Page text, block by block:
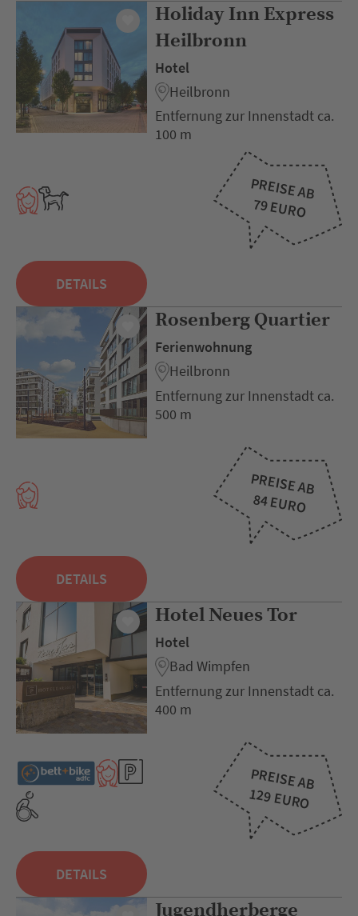
Holiday Inn Express
Heilbronn
Hotel
Heilbronn
Entfernung zur Innenstadt ca.
100 m
PREISE AB
79 EURO
DETAILS
Rosenberg Quartier
Ferienwohnung
Heilbronn
Entfernung zur Innenstadt ca.
500 m
PREISE AB
84 EURO
DETAILS
Hotel Neues Tor
Hotel
Bad Wimpfen
Entfernung zur Innenstadt ca.
400 m
PREISE AB
129 EURO
DETAILS
Jugendherberge